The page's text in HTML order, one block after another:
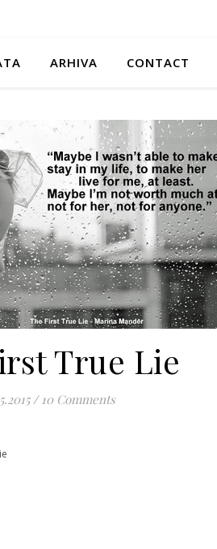
ARHIVA CONTACT
True Lie
/ 10 Comments